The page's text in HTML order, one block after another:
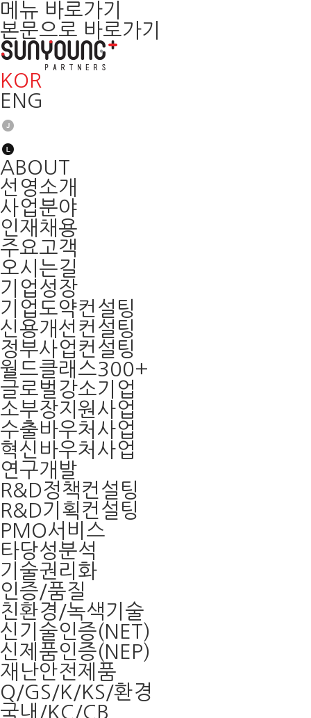
메뉴 바로가기
본문으로 바로가기
KOR
ENG
ABOUT
선영소개
사업분야
인재채용
주요고객
오시는길
기업성장
기업도약컨설팅
신용개선컨설팅
정부사업컨설팅
월드클래스300+
글로벌강소기업
소부장지원사업
수출바우처사업
혁신바우처사업
연구개발
R&D정책컨설팅
R&D기획컨설팅
PMO서비스
타당성분석
기술권리화
인증/품질
친환경/녹색기술
신기술인증(NET)
신제품인증(NEP)
재난안전제품
Q/GS/K/KS/환경
국내/KC/CB